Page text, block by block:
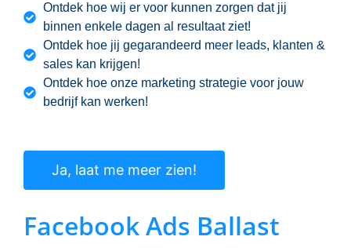
Ontdek hoe wij er voor kunnen zorgen dat jij
binnen enkele dagen al resultaat ziet!
Ontdek hoe jij gegarandeerd meer leads, klanten &
sales kan krijgen!
Ontdek hoe onze marketing strategie voor jouw
bedrijf kan werken!
Ja, laat me meer zien!
Facebook Ads Ballast